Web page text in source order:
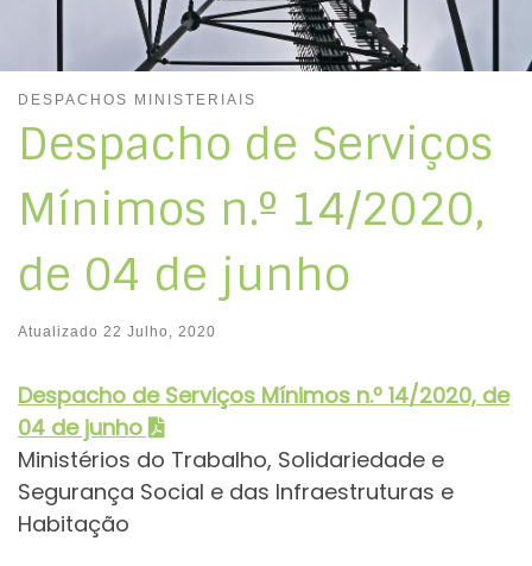
DESPACHOS MINISTERIAIS
Despacho de Serviços
Mínimos n.º 14/2020,
de 04 de junho
Atualizado 22 Julho, 2020
Despacho de Serviços Mínimos n.º 14/2020, de
04 de junho
Ministérios do Trabalho, Solidariedade e
Segurança Social e das Infraestruturas e
Habitação